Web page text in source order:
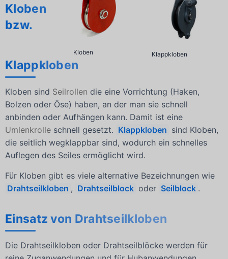
Klappkloben
Kloben
Kloben
bzw.
Klappkloben
Kloben sind Seilrollen die eine Vorrichtung (Haken,
Bolzen oder Öse) haben, an der man sie schnell
anbinden oder Aufhängen kann. Damit ist eine
Umlenkrolle schnell gesetzt. Klappkloben sind Kloben,
die seitlich wegklappbar sind, wodurch ein schnelles
Auflegen des Seiles ermöglicht wird.
Für Kloben gibt es viele alternative Bezeichnungen wie
Drahtseilkloben , Drahtseilblock oder Seilblock .
Einsatz von Drahtseilkloben
Die Drahtseilkloben oder Drahtseilblöcke werden für